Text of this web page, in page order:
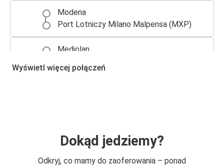
Modena
Port Lotniczy Milano Malpensa (MXP)
Mediolan
Florencja
Modena
Wyświetl więcej połączeń
Dokąd jedziemy?
Odkryj, co mamy do zaoferowania – ponad